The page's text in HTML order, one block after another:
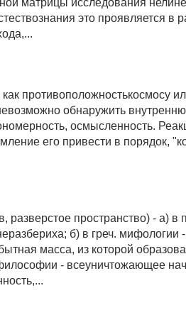
это проявляется в
противоположностькосмосу
обнаружить
осмысленность.
его привести в порядок,
разверстое пространство) - а) в
б) в греч. мифологии -
масса, из которой
- всеуничтожающее